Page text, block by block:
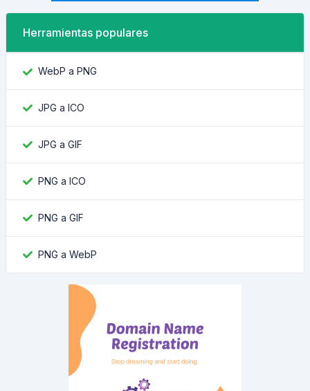
Herramientas populares
WebP a PNG
JPG a ICO
JPG a GIF
PNG a ICO
PNG a GIF
PNG a WebP